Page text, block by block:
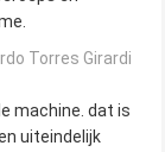
Torres Girardi
machine. dat is
uiteindelijk